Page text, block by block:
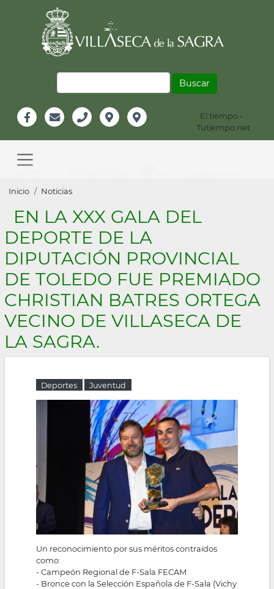
Información
Header
El tiempo -
Tutiempo.net
navigation
Sobrescribir
enlaces
de
ayuda
a
la
navegación
Inicio Noticias
EN LA XXX GALA DEL
DEPORTE DE LA
DIPUTACIÓN PROVINCIAL
DE TOLEDO FUE PREMIADO
CHRISTIAN BATRES ORTEGA
VECINO DE VILLASECA DE
LA SAGRA.
Deportes Juventud
Un reconocimiento por sus méritos contraídos
como:
- Campeón Regional de F-Sala FECAM
- Bronce con la Selección Española de F-Sala (Vichy